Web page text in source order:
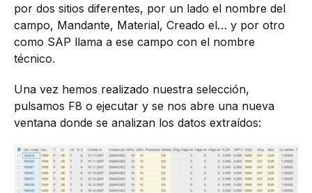
por dos sitios diferentes, por un lado el nombre del
campo, Mandante, Material, Creado el… y por otro
como SAP llama a ese campo con el nombre
técnico.
Una vez hemos realizado nuestra selección,
pulsamos F8 o ejecutar y se nos abre una nueva
ventana donde se analizan los datos extraídos: